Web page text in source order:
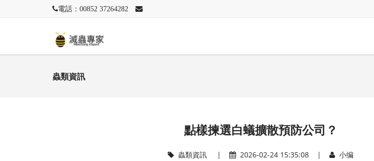
電話：00852 37264282
蟲類資訊
點樣揀選白蟻擴散預防公司？
蟲類資訊 | 2026-02-24 15:35:08 | 小编